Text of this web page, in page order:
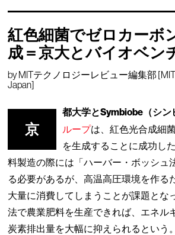
紅色細菌でゼロカーボ
成＝京大とバイオベン
byMITテクノロジーレビュー編集部 [MIT
Japan]
京
都大学とSymbiobe（シン
ループは、紅色光合成細
を生成することに成功し
料製造の際には「ハーバー・ボッシュ
る必要があるが、高温高圧環境を作る
大量に消費してしまうことが課題とな
法で農業肥料を生産できれば、エネル
炭素排出量を大幅に抑えられるという。